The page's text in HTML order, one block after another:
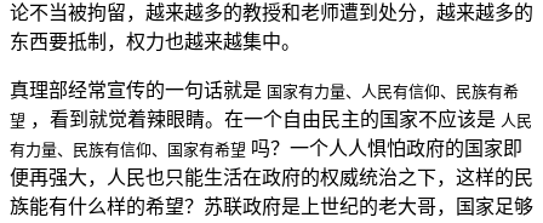
论不当被拘留，越来越多的教授和老师遭到处分，越来越多的
东西要抵制，权力也越来越集中。
真理部经常宣传的一句话就是 国家有力量、人民有信仰、民族有希
望 ，看到就觉着辣眼睛。在一个自由民主的国家不应该是 人民
有力量、民族有信仰、国家有希望 吗？一个人人惧怕政府的国家即
便再强大，人民也只能生活在政府的权威统治之下，这样的民
族能有什么样的希望？苏联政府是上世纪的老大哥，国家足够